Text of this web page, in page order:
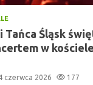
Tańca Śląsk
w
czerwca 2026 177